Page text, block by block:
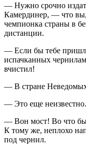
— Нужно срочно
Камердинер, — что
чемпионка страны в
дистанции.
— Если бы тебе
испачканных
вчистил!
— В стране
— Это еще неизвестно.
— Вон мост! Во что бы
К тому же, неплохо
под чернил.